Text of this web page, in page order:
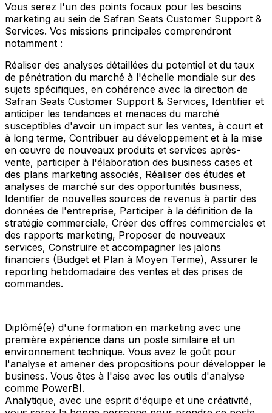
Vous serez l'un des points focaux pour les besoins
marketing au sein de Safran Seats Customer Support &
Services. Vos missions principales comprendront
notamment :
Réaliser des analyses détaillées du potentiel et du taux
de pénétration du marché à l'échelle mondiale sur des
sujets spécifiques, en cohérence avec la direction de
Safran Seats Customer Support & Services, Identifier et
anticiper les tendances et menaces du marché
susceptibles d'avoir un impact sur les ventes, à court et
à long terme, Contribuer au développement et à la mise
en œuvre de nouveaux produits et services après-
vente, participer à l'élaboration des business cases et
des plans marketing associés, Réaliser des études et
analyses de marché sur des opportunités business,
Identifier de nouvelles sources de revenus à partir des
données de l'entreprise, Participer à la définition de la
stratégie commerciale, Créer des offres commerciales et
des rapports marketing, Proposer de nouveaux
services, Construire et accompagner les jalons
financiers (Budget et Plan à Moyen Terme), Assurer le
reporting hebdomadaire des ventes et des prises de
commandes.
Diplômé(e) d'une formation en marketing avec une
première expérience dans un poste similaire et un
environnement technique. Vous avez le goût pour
l'analyse et amener des propositions pour développer le
business. Vous êtes à l'aise avec les outils d'analyse
comme PowerBI.
Analytique, avec une esprit d'équipe et une créativité,